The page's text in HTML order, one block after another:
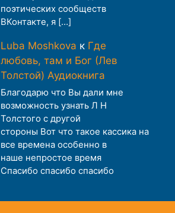
поэтических сообществ
ВКонтакте, я […]
Luba Moshkova к Где
любовь, там и Бог (Лев
Толстой) Аудиокнига
Благодарю что Вы дали мне
возможность узнать Л Н
Толстого с другой
стороны Вот что такое кассика на
все времена особенно в
наше непростое время
Спасибо спасибо спасибо